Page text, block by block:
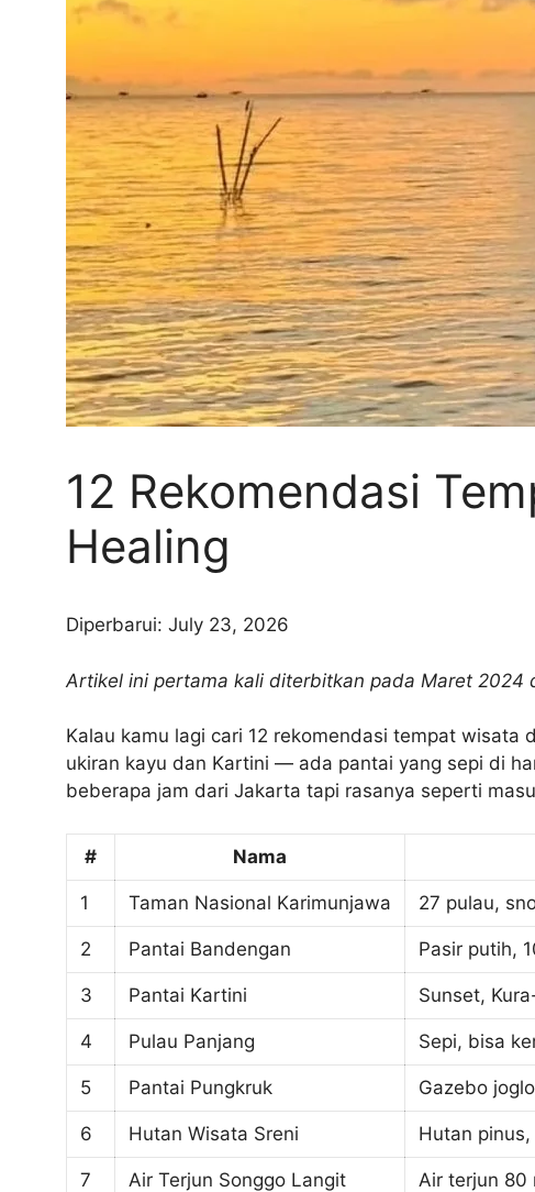
12 Rekomendasi
Healing
Diperbarui: July 23, 2026
Artikel ini pertama kali diterbitkan pada Maret
Kalau kamu lagi cari 12 rekomendasi tempat
ukiran kayu dan Kartini — ada pantai yang sepi di
beberapa jam dari Jakarta tapi rasanya seperti
# Nama
1 Taman Nasional Karimunjawa 27 pulau,
2 Pantai Bandengan Pasir putih,
3 Pantai Kartini Sunset,
4 Pulau Panjang Sepi, bisa
5 Pantai Pungkruk Gazebo
6 Hutan Wisata Sreni Hutan
7 Air Terjun Songgo Langit Air terjun 80